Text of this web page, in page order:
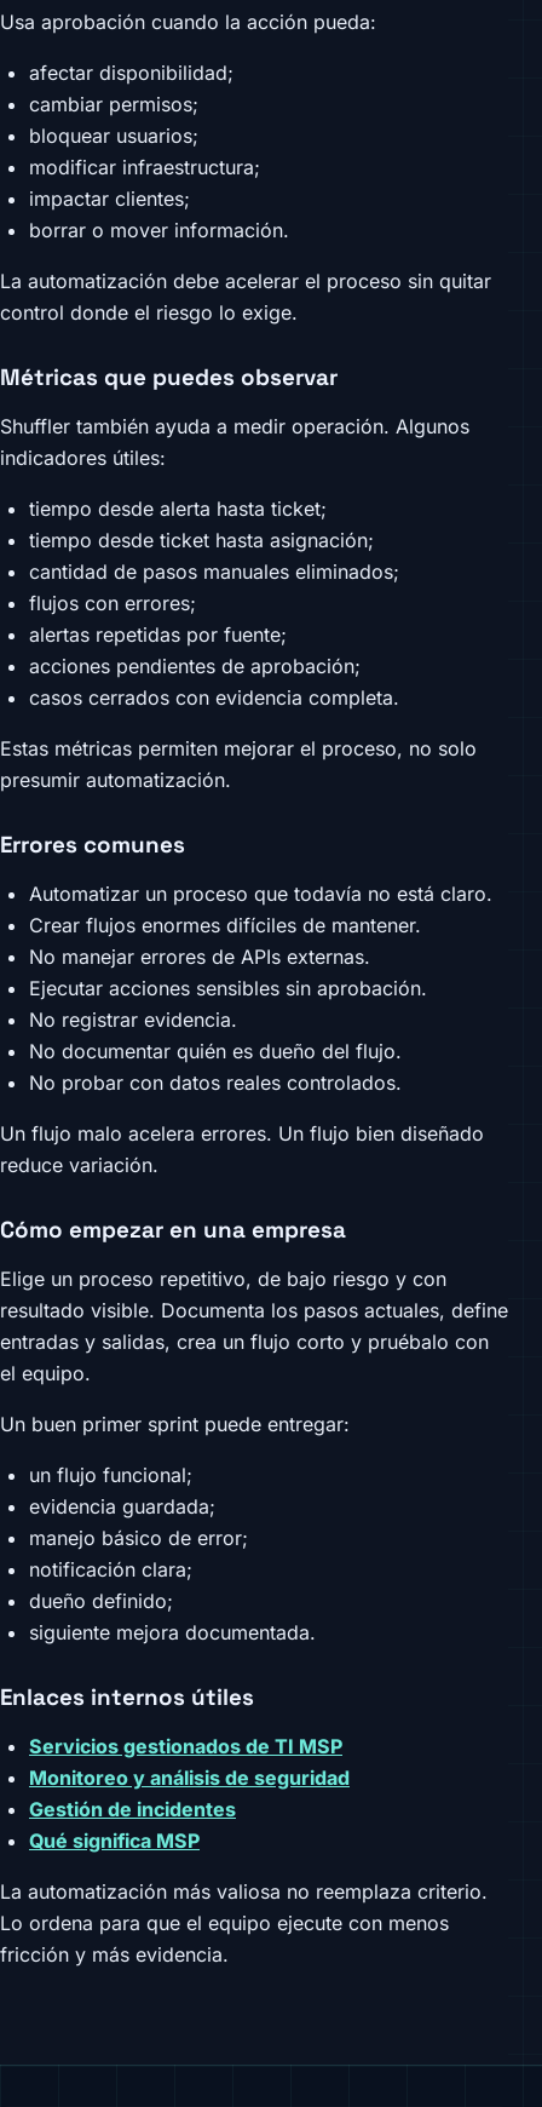
Usa aprobación cuando la acción pueda:
afectar disponibilidad;
cambiar permisos;
bloquear usuarios;
modificar infraestructura;
impactar clientes;
borrar o mover información.
La automatización debe acelerar el proceso sin quitar
control donde el riesgo lo exige.
Métricas que puedes observar
Shuffler también ayuda a medir operación. Algunos
indicadores útiles:
tiempo desde alerta hasta ticket;
tiempo desde ticket hasta asignación;
cantidad de pasos manuales eliminados;
flujos con errores;
alertas repetidas por fuente;
acciones pendientes de aprobación;
casos cerrados con evidencia completa.
Estas métricas permiten mejorar el proceso, no solo
presumir automatización.
Errores comunes
Automatizar un proceso que todavía no está claro.
Crear flujos enormes difíciles de mantener.
No manejar errores de APIs externas.
Ejecutar acciones sensibles sin aprobación.
No registrar evidencia.
No documentar quién es dueño del flujo.
No probar con datos reales controlados.
Un flujo malo acelera errores. Un flujo bien diseñado
reduce variación.
Cómo empezar en una empresa
Elige un proceso repetitivo, de bajo riesgo y con
resultado visible. Documenta los pasos actuales, define
entradas y salidas, crea un flujo corto y pruébalo con
el equipo.
Un buen primer sprint puede entregar:
un flujo funcional;
evidencia guardada;
manejo básico de error;
notificación clara;
dueño definido;
siguiente mejora documentada.
Enlaces internos útiles
Servicios gestionados de TI MSP
Monitoreo y análisis de seguridad
Gestión de incidentes
Qué significa MSP
La automatización más valiosa no reemplaza criterio.
Lo ordena para que el equipo ejecute con menos
fricción y más evidencia.